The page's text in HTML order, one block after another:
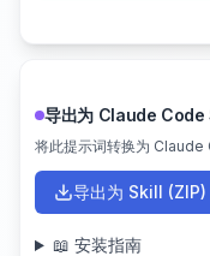
导出为 Claude Code
将此提示词转换为
导出为 Skill (ZIP)
📖 安装指南